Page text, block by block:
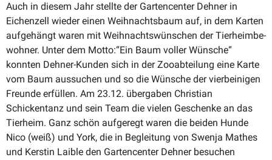
Auch in diesem Jahr stellte der Garten­center Dehner in
Eichenzell wieder einen Weihnachtsbaum auf, in dem Karten
aufge­hängt waren mit Weihnachts­wün­schen der Tierheim­be­
wohner. Unter dem Motto:“Ein Baum voller Wünsche“
konnten Dehner-Kunden sich in der Zooab­teilung eine Karte
vom Baum aussuchen und so die Wünsche der vierbei­nigen
Freunde erfüllen. Am 23.12. übergaben Christian
Schickentanz und sein Team die vielen Geschenke an das
Tierheim. Ganz schön aufgeregt waren die beiden Hunde
Nico (weiß) und York, die in Begleitung von Swenja Mathes
und Kerstin Laible den Garten­center Dehner besuchen